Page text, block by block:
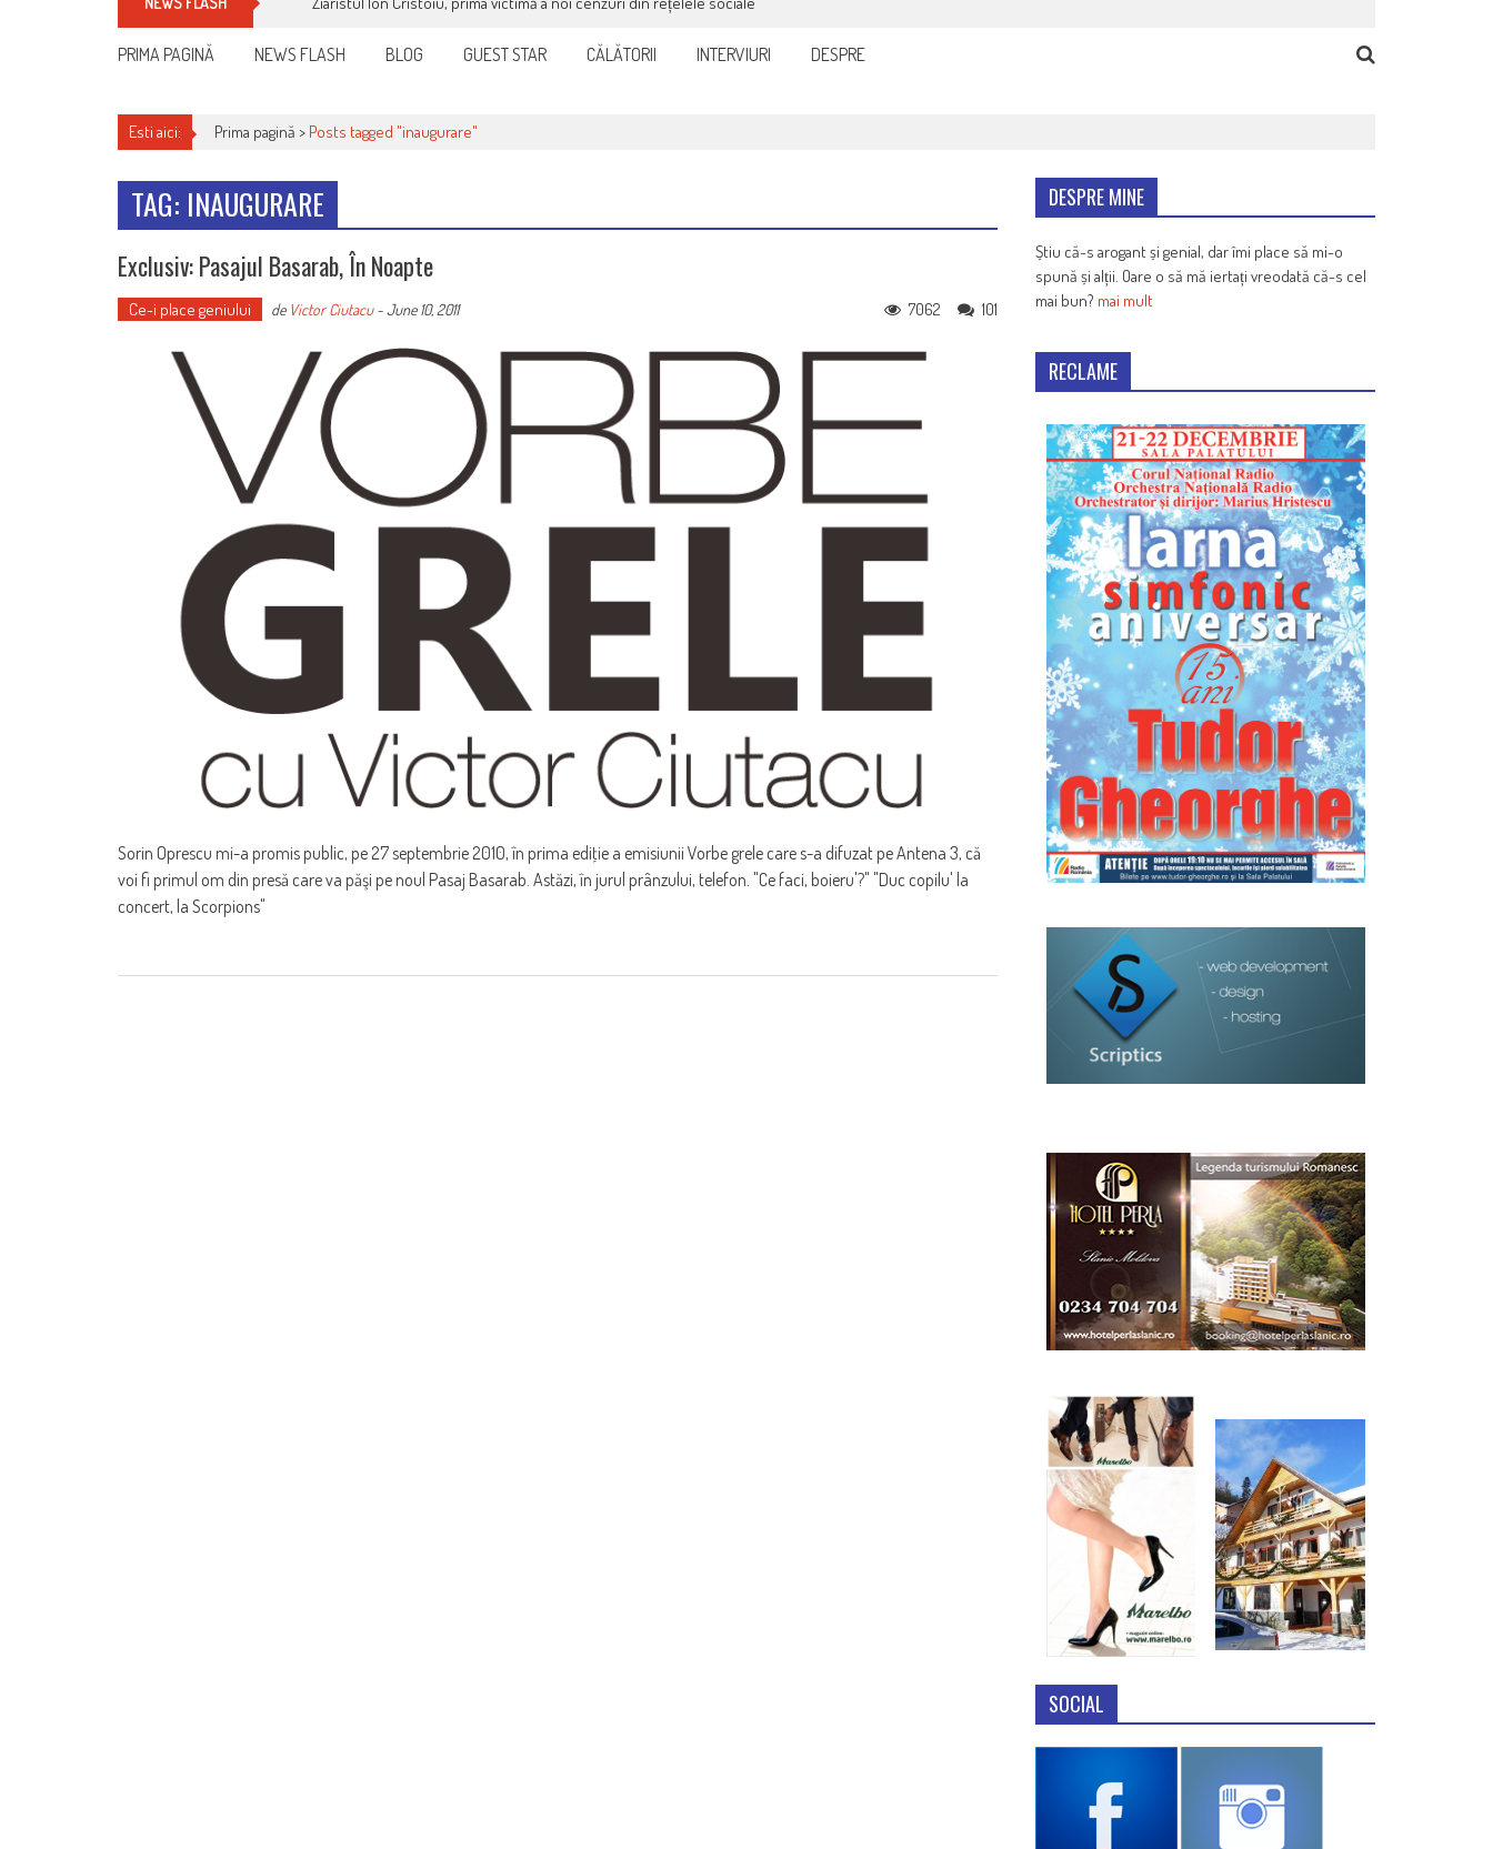
PRIMA PAGINĂ NEWS FLASH BLOG GUEST STAR CĂLĂTORII INTERVIURI DESPRE
Esti aici: Prima pagină > Posts tagged "inaugurare"
TAG: INAUGURARE
Exclusiv: Pasajul Basarab, În Noapte
Ce-i place geniului de Victor Ciutacu-June 10, 2011 101
7062
Sorin Oprescu mi-a promis public, pe 27 septembrie 2010, în prima ediţie a emisiunii Vorbe grele care s-a difuzat pe Antena 3, că
voi fi primul om din presă care va păşi pe noul Pasaj Basarab. Astăzi, în jurul prânzului, telefon. "Ce faci, boieru'?" "Duc copilu' la
concert, la Scorpions"
DESPRE MINE
Știu că-s arogant și genial, dar îmi place să mi-o
spună și alții. Oare o să mă iertați vreodată că-s cel
mai bun? mai mult
RECLAME
SOCIAL